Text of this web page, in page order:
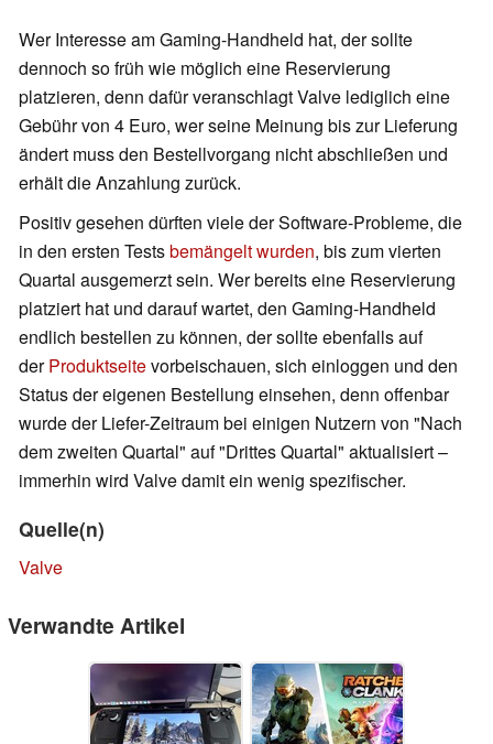
Wer Interesse am Gaming-Handheld hat, der sollte
dennoch so früh wie möglich eine Reservierung
platzieren, denn dafür veranschlagt Valve lediglich eine
Gebühr von 4 Euro, wer seine Meinung bis zur Lieferung
ändert muss den Bestellvorgang nicht abschließen und
erhält die Anzahlung zurück.
Positiv gesehen dürften viele der Software-Probleme, die
in den ersten Testsbemängelt wurden, bis zum vierten
Quartal ausgemerzt sein. Wer bereits eine Reservierung
platziert hat und darauf wartet, den Gaming-Handheld
endlich bestellen zu können, der sollte ebenfalls auf
derProduktseitevorbeischauen, sich einloggen und den
Status der eigenen Bestellung einsehen, denn offenbar
wurde der Liefer-Zeitraum bei einigen Nutzern von "Nach
dem zweiten Quartal" auf "Drittes Quartal" aktualisiert –
immerhin wird Valve damit ein wenig spezifischer.
Quelle(n)
Valve
Verwandte Artikel